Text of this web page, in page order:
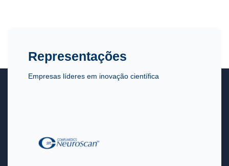
Representações
Empresas líderes em inovação científica